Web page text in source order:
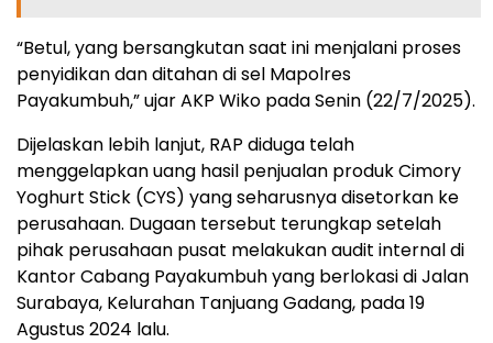
“Betul, yang bersangkutan saat ini menjalani proses
penyidikan dan ditahan di sel Mapolres
Payakumbuh,” ujar AKP Wiko pada Senin (22/7/2025).
Dijelaskan lebih lanjut, RAP diduga telah
menggelapkan uang hasil penjualan produk Cimory
Yoghurt Stick (CYS) yang seharusnya disetorkan ke
perusahaan. Dugaan tersebut terungkap setelah
pihak perusahaan pusat melakukan audit internal di
Kantor Cabang Payakumbuh yang berlokasi di Jalan
Surabaya, Kelurahan Tanjuang Gadang, pada 19
Agustus 2024 lalu.